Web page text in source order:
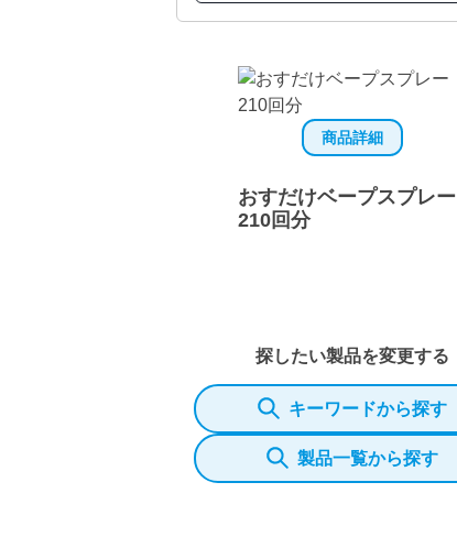
商品詳細
おすだけベープスプレー
210回分
探したい製品を変更する
キーワードから探す
製品一覧から探す